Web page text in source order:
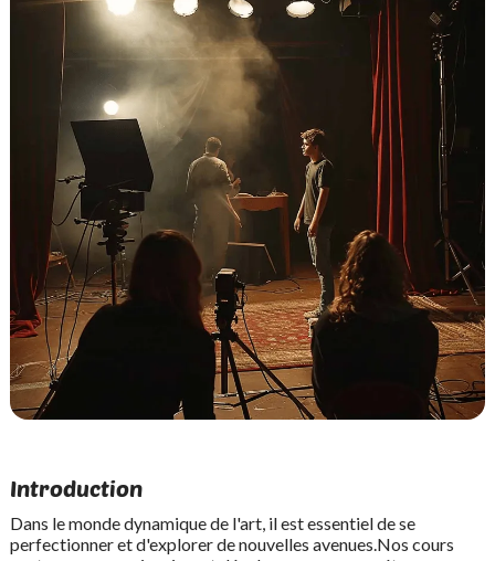
Introduction
Dans le monde dynamique de l'art, il est essentiel de se
perfectionner et d'explorer de nouvelles avenues.Nos cours